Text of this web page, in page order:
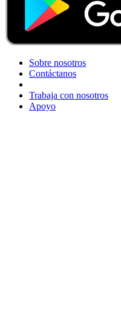
Sobre nosotros
Contáctanos
Trabaja con nosotros
Apoyo